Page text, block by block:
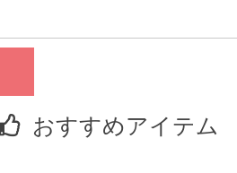
おすすめアイテム